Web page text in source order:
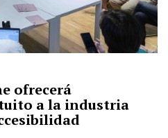
ofrecerá
a la industria